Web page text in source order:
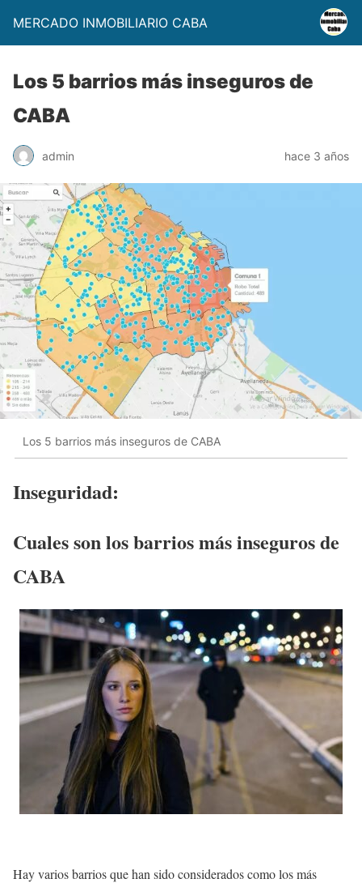
MERCADO INMOBILIARIO CABA
Los 5 barrios más inseguros de
CABA
admin hace 3 años
Los 5 barrios más inseguros de CABA
Inseguridad:
Cuales son los barrios más inseguros de
CABA
Hay varios barrios que han sido considerados como los más